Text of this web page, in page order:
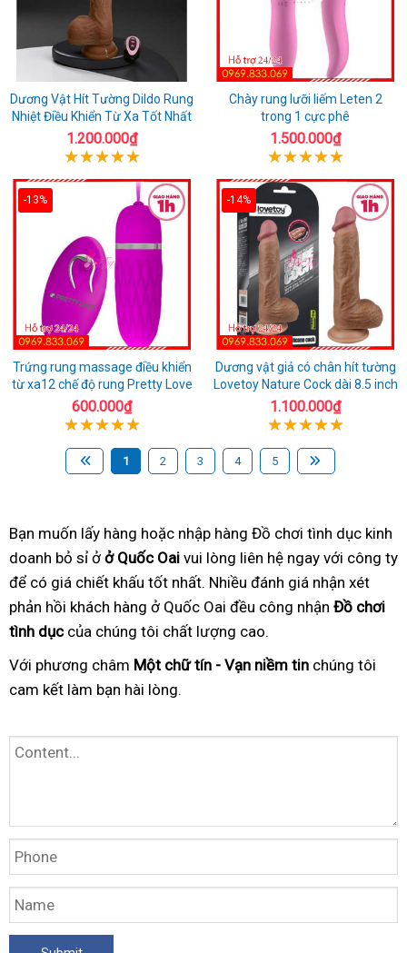
Dương Vật Hít Tường Dildo Rung
Nhiệt Điều Khiển Từ Xa Tốt Nhất
1.200.000₫
Chày rung lưỡi liếm Leten 2
trong 1 cực phê
1.500.000₫
-13%
Trứng rung massage điều khiển
từ xa12 chế độ rung Pretty Love
600.000₫
-14%
Dương vật giả có chân hít tường
Lovetoy Nature Cock dài 8.5 inch
1.100.000₫
1 2 3 4 5
Bạn muốn lấy hàng hoặc nhập hàng Đồ chơi tình dục kinh
doanh bỏ sỉ ở ở Quốc Oai vui lòng liên hệ ngay với công ty
để có giá chiết khấu tốt nhất. Nhiều đánh giá nhận xét
phản hồi khách hàng ở Quốc Oai đều công nhận Đồ chơi
tình dụccủa chúng tôi chất lượng cao.
Với phương châm Một chữ tín - Vạn niềm tin chúng tôi
cam kết làm bạn hài lòng.